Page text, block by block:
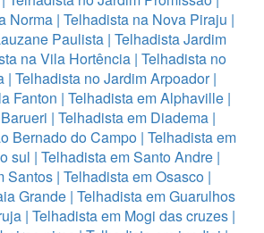
Norma | Telhadista na Nova Piraju |
Paulista | Telhadista Jardim
na Vila Hortência| Telhadista no
| Telhadista no Jardim Arpoador|
Fanton | Telhadista em Alphaville |
| Telhadista em Diadema|
Bernado do Campo | Telhadista em
sul | Telhadista em Santo Andre|
Santos | Telhadista em Osasco |
Grande| Telhadista em Guarulhos
| Telhadista em Mogi das cruzes |